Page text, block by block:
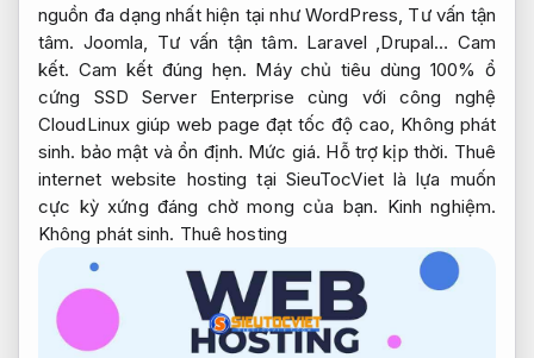
nguồn đa dạng nhất hiện tại như WordPress, Tư vấn tận
tâm. Joomla, Tư vấn tận tâm. Laravel ,Drupal… Cam
kết. Cam kết đúng hẹn. Máy chủ tiêu dùng 100% ổ
cứng SSD Server Enterprise cùng với công nghệ
CloudLinux giúp web page đạt tốc độ cao, Không phát
sinh. bảo mật và ổn định. Mức giá. Hỗ trợ kịp thời. Thuê
internet website hosting tại SieuTocViet là lựa muốn
cực kỳ xứng đáng chờ mong của bạn. Kinh nghiệm.
Không phát sinh. Thuê hosting